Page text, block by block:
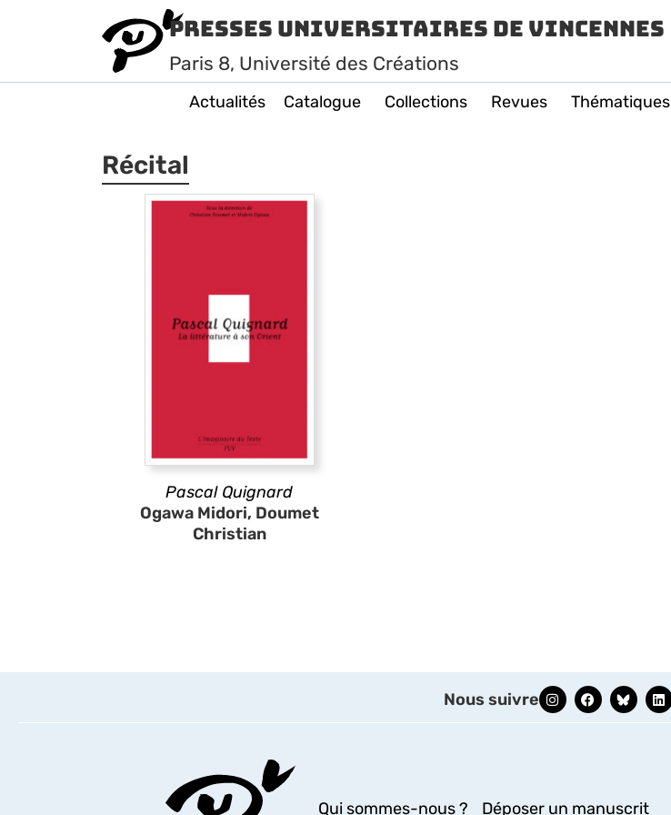
Presses Universitaires de Vincennes
Paris 8, Université des Créations
Actualités Catalogue Collections Revues Thématiques
Récital
Pascal Quignard
Ogawa Midori, Doumet
Christian
Nous suivre
Qui sommes-nous ? Déposer un manuscrit